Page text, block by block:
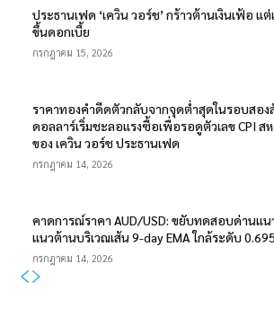
ประธานเฟด ‘เควิน วอร์ช’ กร้าวต้านเงินเฟ้อ แ
ขึ้นดอกเบี้ย
กรกฎาคม 15, 2026
ราคาทองคำดีดตัวกลับจากจุดต่ำสุดในรอบสอ
ดอลลาร์เริ่มชะลอแรงซื้อเพื่อรอดูตัวเลข CPI ส
ของ เควิน วอร์ช ประธานเฟด
กรกฎาคม 14, 2026
คาดการณ์ราคา AUD/USD: ขยับทดสอบด่านแน
แนวต้านบริเวณเส้น 9-day EMA ใกล้ระดับ
กรกฎาคม 14, 2026